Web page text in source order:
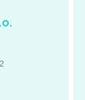
a komunální
vertikutací.
typy pil.